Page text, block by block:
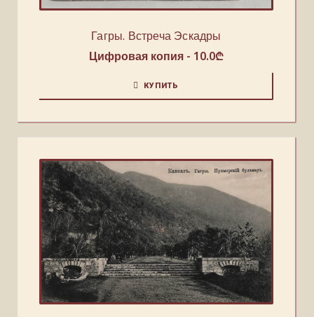
Гагры. Встреча Эскадры
Цифровая копия - 10.0₾
КУПИТЬ